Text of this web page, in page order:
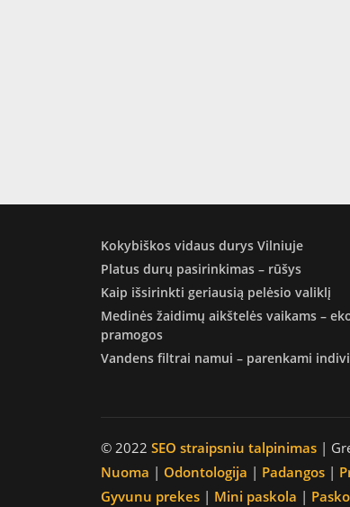
Kokybiškos vidaus durys Vilniuje
Platus durų pasirinkimas – rūšys
Kaip išsirinkti geriausią pelėsio valiklį
Medinės žaidimų aikštelės vaikams –
pramogos
Vandens filtrai namui – parenkami
© 2022 SEO straipsniu talpinimas |
Nuoma | Odontologija | Padangos |
Gyvunu prekes | Mini paskola |